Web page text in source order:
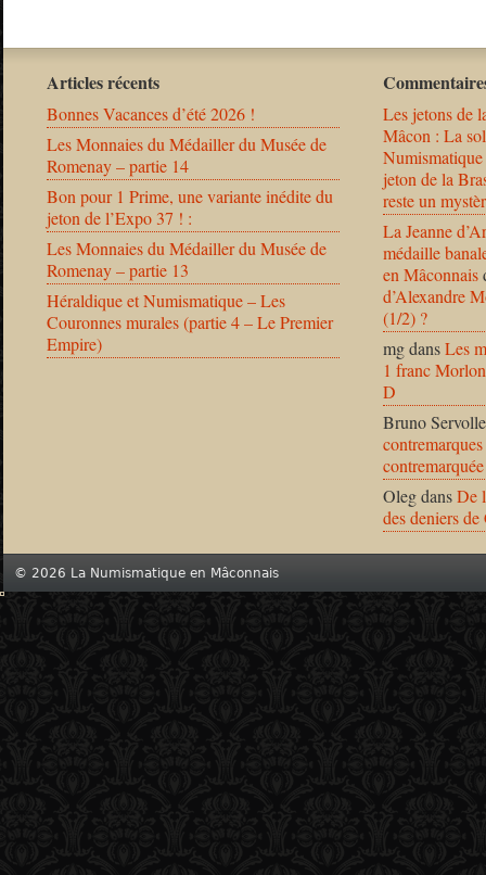
Articles récents
Bonnes Vacances d’été 2026 !
Les Monnaies du Médailler du Musée de
Romenay – partie 14
Bon pour 1 Prime, une variante inédite du
jeton de l’Expo 37 ! :
Les Monnaies du Médailler du Musée de
Romenay – partie 13
Héraldique et Numismatique – Les
Couronnes murales (partie 4 – Le Premier
Empire)
Les jetons de
Mâcon : La
jeton de la
reste un
La Jeanne
médaille
en Mâconnais
d’Alexandre
(1/2) ?
mgdansLes
1 franc
D
Bruno Servolle
OlegdansDe
des deniers
© 2026 La Numismatique en Mâconnais